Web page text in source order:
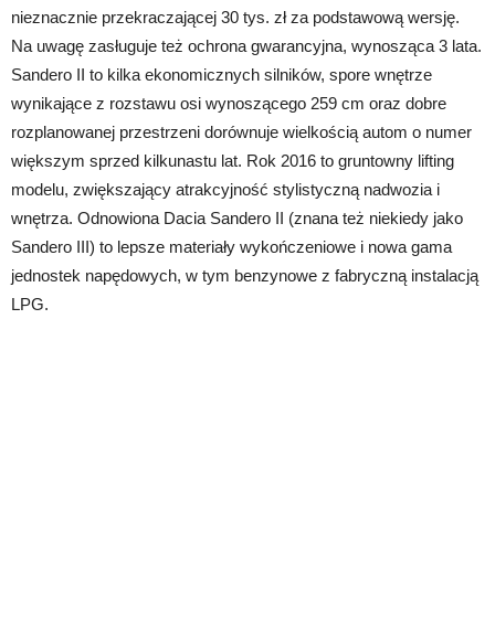
nieznacznie przekraczającej 30 tys. zł za podstawową wersję.
Na uwagę zasługuje też ochrona gwarancyjna, wynosząca 3 lata.
Sandero II to kilka ekonomicznych silników, spore wnętrze
wynikające z rozstawu osi wynoszącego 259 cm oraz dobre
rozplanowanej przestrzeni dorównuje wielkością autom o numer
większym sprzed kilkunastu lat. Rok 2016 to gruntowny lifting
modelu, zwiększający atrakcyjność stylistyczną nadwozia i
wnętrza. Odnowiona Dacia Sandero II (znana też niekiedy jako
Sandero III) to lepsze materiały wykończeniowe i nowa gama
jednostek napędowych, w tym benzynowe z fabryczną instalacją
LPG.